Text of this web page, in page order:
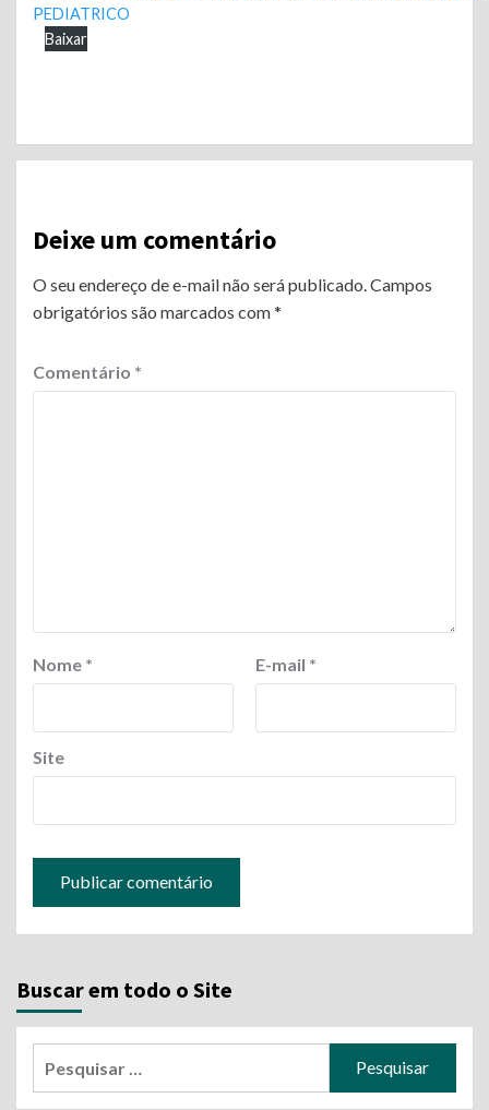
PEDIATRICO
Baixar
Continue
Reading
Deixe um comentário
O seu endereço de e-mail não será publicado. Campos
obrigatórios são marcados com*
Comentário *
Nome * E-mail *
Site
Buscar em todo o Site